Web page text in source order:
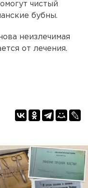
чистый
бубны.
неизлечимая
от лечения.